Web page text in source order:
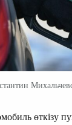
өткізу